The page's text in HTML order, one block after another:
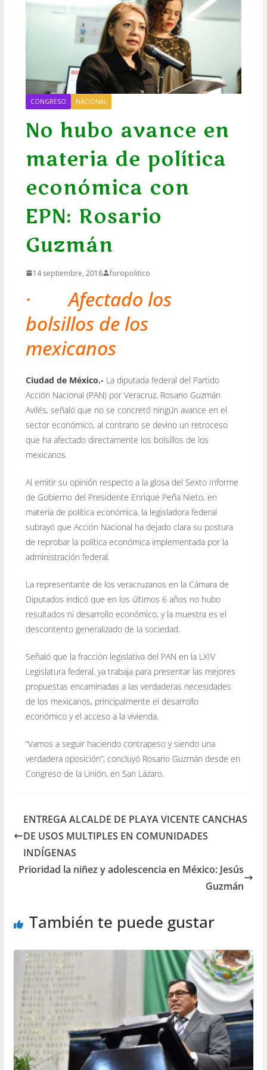
CONGRESO NACIONAL
No hubo avance en
materia de política
económica con
EPN: Rosario
Guzmán
14 septiembre, 2018 foropolitico
· Afectado los
bolsillos de los
mexicanos
Ciudad de México.- La diputada federal del Partido
Acción Nacional (PAN) por Veracruz, Rosario Guzmán
Avilés, señaló que no se concretó ningún avance en el
sector económico, al contrario se devino un retroceso
que ha afectado directamente los bolsillos de los
mexicanos.
Al emitir su opinión respecto a la glosa del Sexto Informe
de Gobierno del Presidente Enrique Peña Nieto, en
materia de política económica, la legisladora federal
subrayó que Acción Nacional ha dejado clara su postura
de reprobar la política económica implementada por la
administración federal.
La representante de los veracruzanos en la Cámara de
Diputados indicó que en los últimos 6 años no hubo
resultados ni desarrollo económico, y la muestra es el
descontento generalizado de la sociedad.
Señaló que la fracción legislativa del PAN en la LXIV
Legislatura federal, ya trabaja para presentar las mejores
propuestas encaminadas a las verdaderas necesidades
de los mexicanos, principalmente el desarrollo
económico y el acceso a la vivienda.
“Vamos a seguir haciendo contrapeso y siendo una
verdadera oposición”, concluyó Rosario Guzmán desde en
Congreso de la Unión, en San Lázaro.
ENTREGA ALCALDE DE PLAYA VICENTE CANCHAS
DE USOS MULTIPLES EN COMUNIDADES
INDÍGENAS
Prioridad la niñez y adolescencia en México: Jesús
Guzmán
También te puede gustar